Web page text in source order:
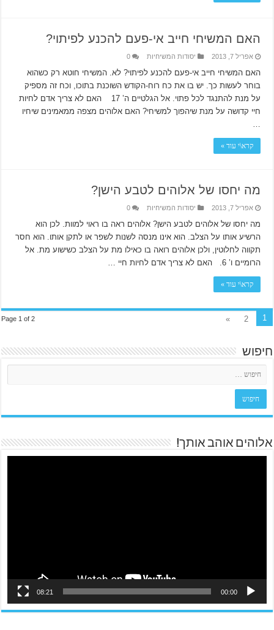
האם המשיחי חייב אי-פעם להכנע לפיתוי?
אפריל 7, 2013 יסודות המשיחיות 0
האם המשיחי חייב אי-פעם להכנע לפיתוי? לא. המשיחי חוטא רק כשהוא
בוחר לעשות כך. יש בו את כח רוח-הקודש השוכנת בתוכו, וכח זה מספיק
על מנת להתנגד לכל פתוי. אל הגלטיים ה’ 17 האם לא צריך אדם לחיות
חיי קדושה על מנת שיהפוך למשיחי? האם אלוהים מצפה ממאמינים שיחיו
…
קרא\י עוד »
מה יחסו של אלוהים לטבע הישן?
אפריל 7, 2013 יסודות המשיחיות 0
מה יחסו של אלוהים לטבע הישן? אלוהים ראה בו ראוי למוות. לכן הוא
הרשיע אותו על הצלב. הוא אינו מנסה לשנות לשפר או לתקן אותו. הוא חסר
תקווה לחלוטין, ולכן אלוהים רואה בו כאילו מת על הצלב כשישוע מת. אל
הרומיים ו’ 6. האם לא צריך אדם לחיות חיי …
קרא\י עוד »
Page 1 of 2 1
2
»
חיפוש
אלוהים אוהב אותך!
00:00
08:21